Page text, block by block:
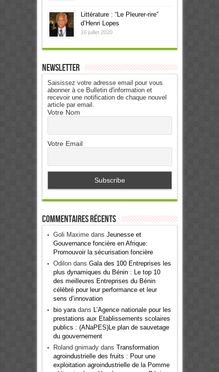
Littérature : “Le Pleurer-rire”
d’Henri Lopes
16 juillet 2020
Newsletter
Saisissez votre adresse email pour vous
abonner à ce Bulletin d'information et
recevoir une notification de chaque nouvel
article par email.
Votre Nom
Votre Email
Commentaires récents
Goli Maximedans Jeunesse et
Gouvernance foncière en Afrique:
Promouvoir la sécurisation foncière
Odilondans Gala des 100 Entreprises les
plus dynamiques du Bénin : Le top 10
des meilleures Entreprises du Bénin
célébré pour leur performance et leur
sens d’innovation
bio yaradans
L’Agence nationale pour les
prestations aux Etablissements scolaires
publics : (ANaPES)Le plan de sauvetage
du gouvernement
Roland gnimadydans Transformation
agroindustrielle des fruits : Pour une
exploitation agroindustrielle de la Pomme